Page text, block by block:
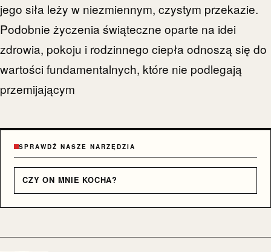
jego siła leży w niezmiennym, czystym przekazie.
Podobnie życzenia świąteczne oparte na idei
zdrowia, pokoju i rodzinnego ciepła odnoszą się do
wartości fundamentalnych, które nie podlegają
przemijającym
SPRAWDŹ NASZE NARZĘDZIA
CZY ON MNIE KOCHA?